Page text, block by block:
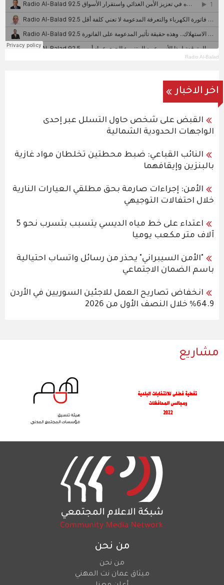
Radio Al-Balad
اخر الاخبار
القبض على شخص حاول التسلل عبر إحدى
الواجهات الحدودية الشمالية
النائب القباعي: ضبط محطتين تخلطان مواد غازية
بالبنزين وإيقافهما
الأمن: إجراءات صارمة بحق مطلقي العيارات النارية
خلال احتفالات التوجيهي
اعتداء على خط مياه الديسي يتسبب بتسرب نحو 5
آلاف متر مكعب يوميا
"الأمن السيبراني" يحذر من رسائل واتساب احتيالية
باسم الضمان الاجتماعي
انخفاض تصاريح العمل للاجئين السوريين في الأردن
64.9% خلال النصف الأول من 2026
مشاريع
من نحن
من نحن
ميثاق عمان نت المهني